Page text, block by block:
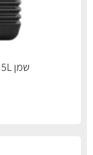
שמן Motul 8100 POWER 5W50 5L